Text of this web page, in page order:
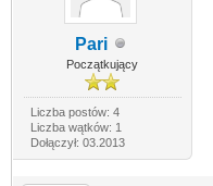
Pari
Początkujący
Liczba postów: 4
Liczba wątków: 1
Dołączył: 03.2013